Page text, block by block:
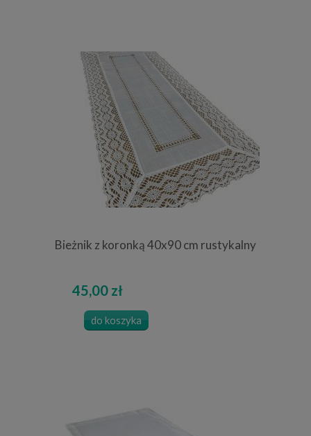
Bieżnik z koronką 40x90 cm rustykalny
45,00 zł
do koszyka